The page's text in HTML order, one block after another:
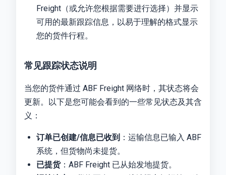
Freight（或允许您根据需要进行选择）并显示
可用的最新跟踪信息，以易于理解的格式显示
您的货件行程。
常见跟踪状态说明
当您的货件通过 ABF Freight 网络时，其状态将会
更新。以下是您可能会看到的一些常见状态及其含
义：
订单已创建/信息已收到 ：运输信息已输入 ABF
系统，但货物尚未提货。
已提货：ABF Freight 已从始发地提货。